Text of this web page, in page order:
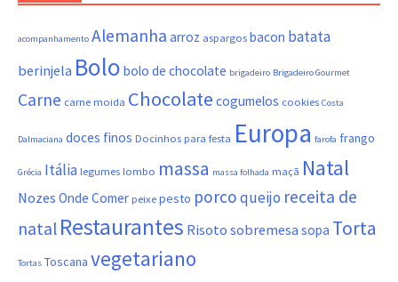
acompanhamento Alemanha arroz aspargos bacon batata
berinjela Bolo bolo de chocolate brigadeiro Brigadeiro Gourmet
Carne carne moida Chocolate cogumelos cookies Costa
Dalmaciana doces finos Docinhos para festa Europa farofa frango
Grécia Itália legumes lombo massa massa folhada maçã Natal
Nozes Onde Comer peixe pesto porcoqueijo receita de
natal Restaurantes Risoto sobremesa sopa Torta
Tortas Toscana vegetariano